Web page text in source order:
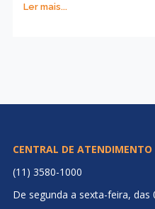
Ler mais...
CENTRAL DE ATENDIMENTO
(11) 3580-1000
De segunda a sexta-feira, das